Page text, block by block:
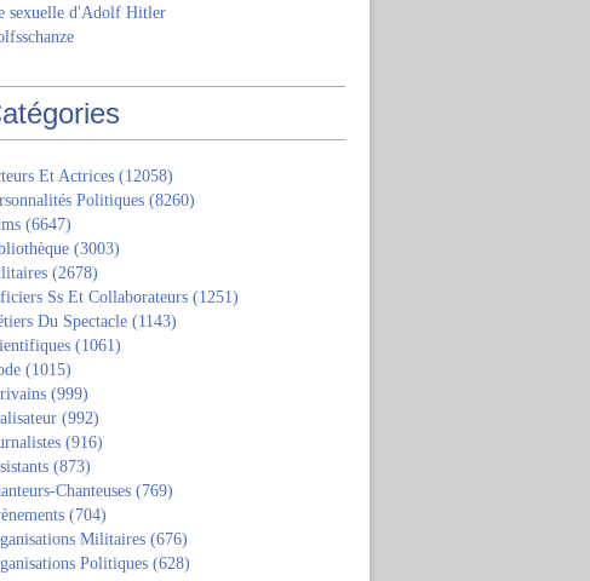
sexuelle d'Adolf Hitler
Et Actrices (12058)
Politiques (8260)
(6647)
(3003)
(2678)
Ss Et Collaborateurs (1251)
Du Spectacle (1143)
(1061)
(1015)
(999)
(992)
(916)
(873)
Chanteuses (769)
(704)
Militaires (676)
Politiques (628)